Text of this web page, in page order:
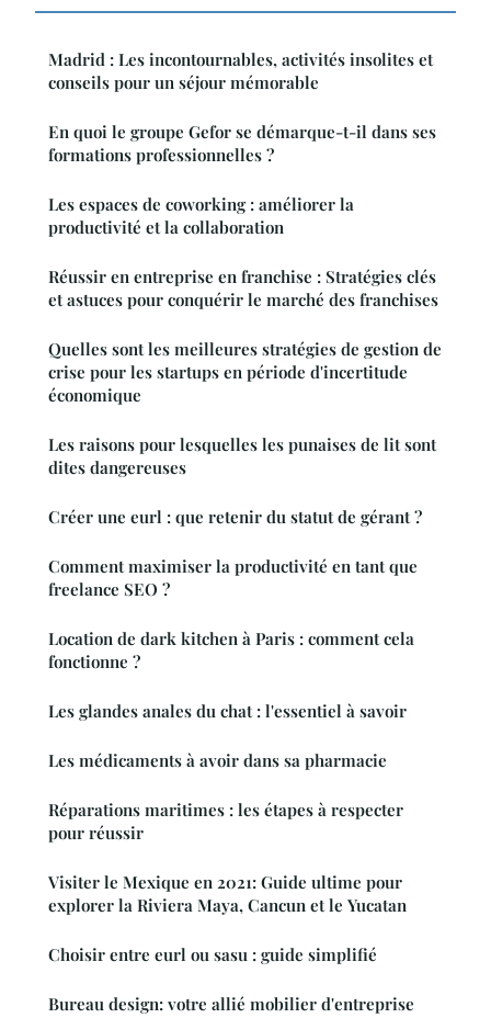
Madrid : Les incontournables, activités insolites et
conseils pour un séjour mémorable
En quoi le groupe Gefor se démarque-t-il dans ses
formations professionnelles ?
Les espaces de coworking : améliorer la
productivité et la collaboration
Réussir en entreprise en franchise : Stratégies clés
et astuces pour conquérir le marché des franchises
Quelles sont les meilleures stratégies de gestion de
crise pour les startups en période d'incertitude
économique
Les raisons pour lesquelles les punaises de lit sont
dites dangereuses
Créer une eurl : que retenir du statut de gérant ?
Comment maximiser la productivité en tant que
freelance SEO ?
Location de dark kitchen à Paris : comment cela
fonctionne ?
Les glandes anales du chat : l'essentiel à savoir
Les médicaments à avoir dans sa pharmacie
Réparations maritimes : les étapes à respecter
pour réussir
Visiter le Mexique en 2021: Guide ultime pour
explorer la Riviera Maya, Cancun et le Yucatan
Choisir entre eurl ou sasu : guide simplifié
Bureau design: votre allié mobilier d'entreprise